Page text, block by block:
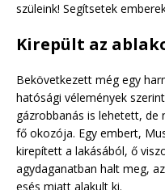
szüleink! Segítsetek
Kirepült az
Bekövetkezett még egy
hatósági vélemények
gázrobbanás is lehetett, de
fő okozója. Egy embert,
kirepített a lakásából, ő
agydaganatban halt meg,
esés miatt alakult ki.